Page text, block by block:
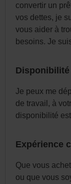
convertir un
vos dettes, je
vous aider à
besoins. Je
Disponibilité
Je peux me
de travail, à
disponibilité
Expérience
Que vous
ou que vous